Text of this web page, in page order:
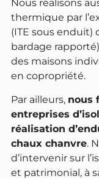
Nous réalisons
thermique par
(ITE sous enduit)
bardage
des maisons
en copropriété.
Par ailleurs, nous
entreprises
réalisation
chaux chanvre.
d’intervenir sur
et patrimonial, à